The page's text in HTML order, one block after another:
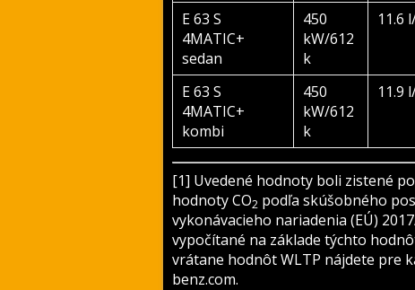
E 63 S
4MATIC+
sedan
450
kW/612
k
11.6
E 63 S
4MATIC+
kombi
450
kW/612
k
11.9
[1] Uvedené hodnoty boli zistené
hodnoty CO2 podľa skúšobného
vykonávacieho nariadenia (EÚ)
vypočítané na základe týchto
vrátane hodnôt WLTP nájdete pre
benz.com.